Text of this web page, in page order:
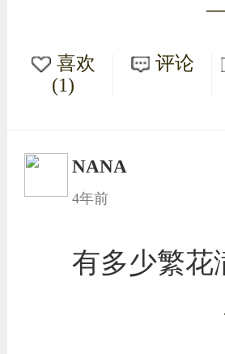
喜欢
(1)
评论
NANA
4年前
有多少繁花